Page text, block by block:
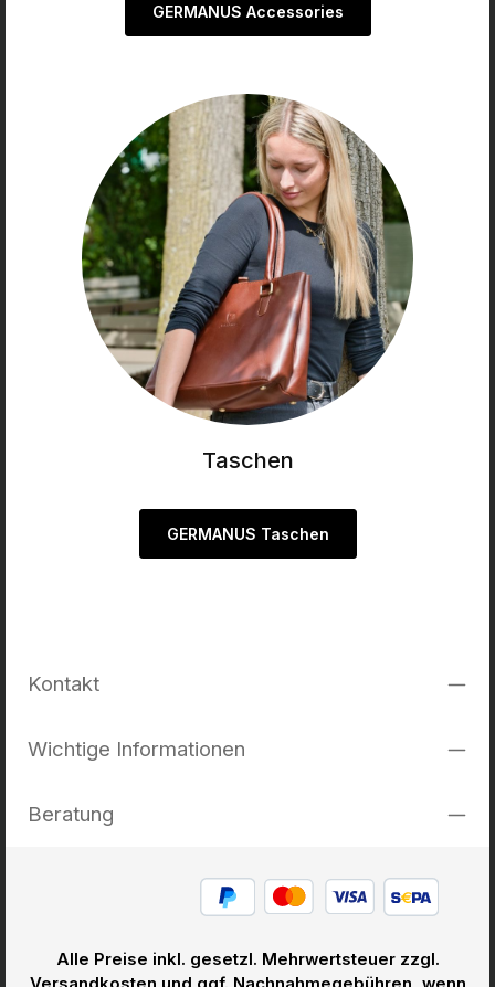
GERMANUS Accessories
Taschen
GERMANUS Taschen
Kontakt
Wichtige Informationen
Beratung
Alle Preise inkl. gesetzl. Mehrwertsteuer zzgl.